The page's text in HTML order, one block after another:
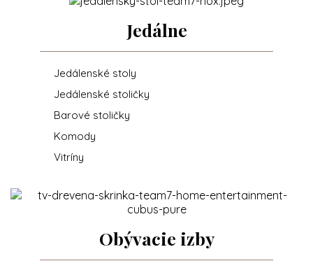
Jedálne
Jedálenské stoly
Jedálenské stoličky
Barové stoličky
Komody
Vitríny
Obývacie izby